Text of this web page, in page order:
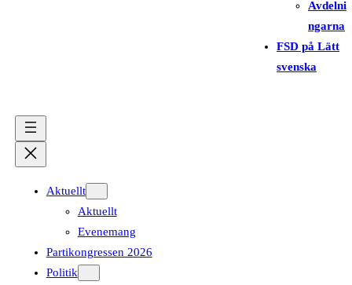
Avdelni
ngarna
FSD på Lätt
svenska
Aktuellt
Aktuellt
Evenemang
Partikongressen 2026
Politik